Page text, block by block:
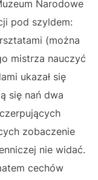
Narodowe
pod szyldem:
(można
mistrza nauczyć
ukazał się
się nań dwa
zobaczenie
nie widać.
cechów